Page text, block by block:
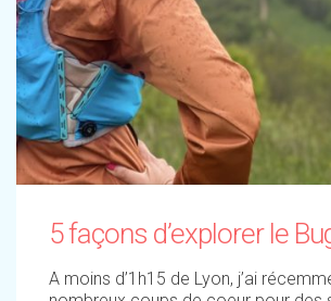
5 façons d’explorer le
A moins d’1h15 de Lyon, j’ai